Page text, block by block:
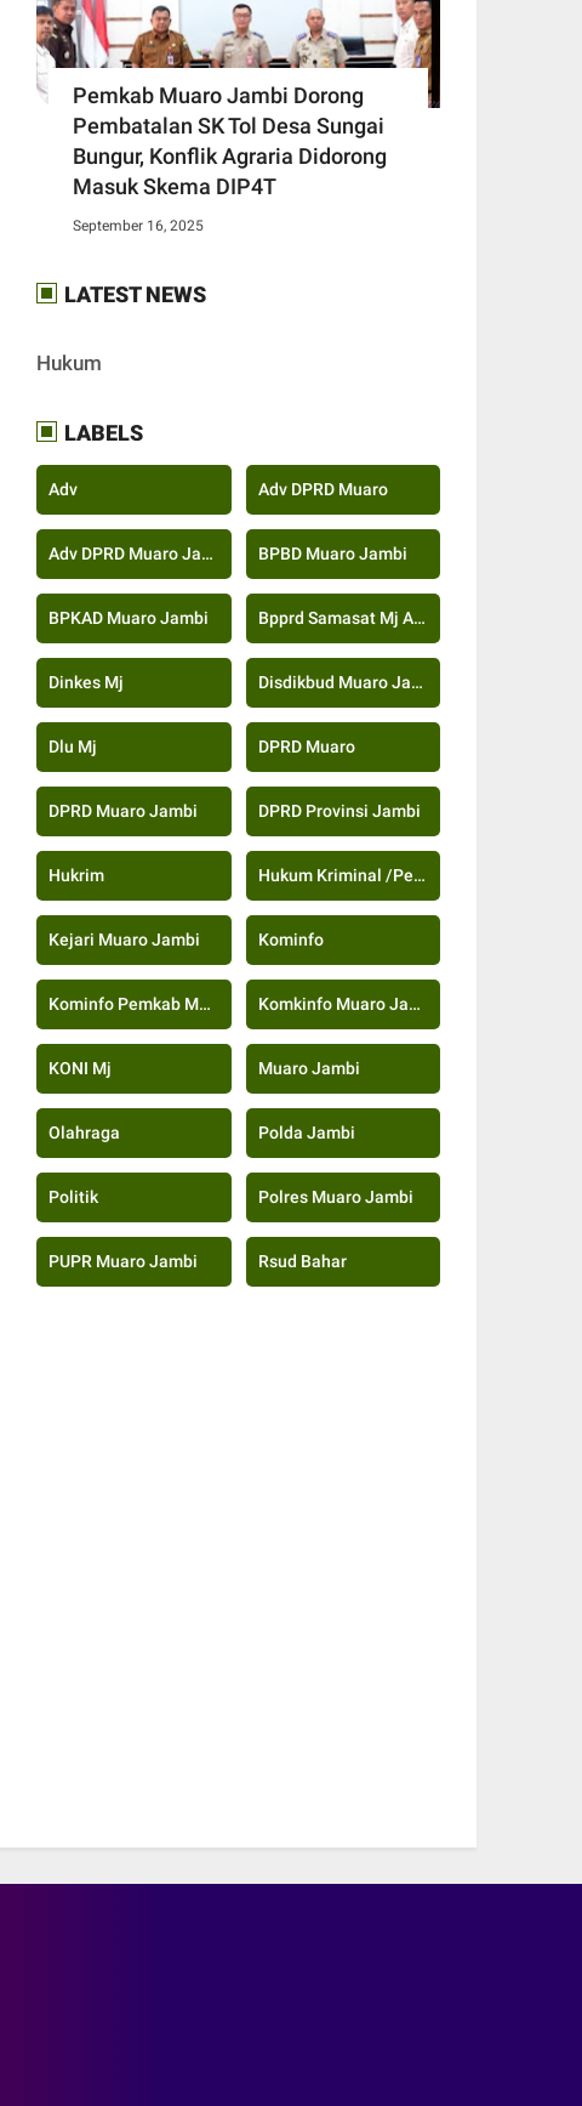
Pemkab Muaro Jambi Dorong
Pembatalan SK Tol Desa Sungai
Bungur, Konflik Agraria Didorong
Masuk Skema DIP4T
September 16, 2025
LATEST NEWS
Hukum
LABELS
Adv Adv DPRD Muaro
Adv DPRD Muaro Jambi BPBD Muaro Jambi
BPKAD Muaro Jambi Bpprd Samasat Mj Adv
Dinkes Mj Disdikbud Muaro Jambi
Dlu Mj DPRD Muaro
DPRD Muaro Jambi DPRD Provinsi Jambi
Hukrim Hukum Kriminal /Peristiwa
Kejari Muaro Jambi Kominfo
Kominfo Pemkab Muaro Jambi Komkinfo Muaro Jambi
KONI Mj Muaro Jambi
Olahraga Polda Jambi
Politik Polres Muaro Jambi
PUPR Muaro Jambi Rsud Bahar